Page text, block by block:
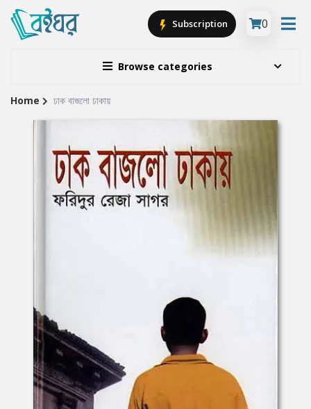
Browse categories
Subscription 0
Site
Breadcrumb
Home ঢাক বাজলো ঢাকায়